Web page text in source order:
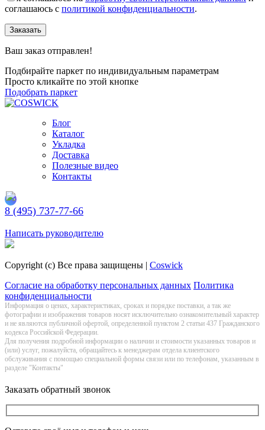
соглашаюсь с политикой конфиденциальности.
Заказать
Ваш заказ отправлен!
Подбирайте паркет по индивидуальным параметрам
Просто кликайте по этой кнопке
Подобрать паркет
Блог
Каталог
Укладка
Доставка
Полезные видео
Контакты
8 (495) 737-77-66
Написать руководителю
Copyright (c) Все права защищены | Coswick
Согласие на обработку персональных данных Политика
конфиденциальности
Информация о цeнах, хaрактеристиках, сроках и порядке поставки, а так же
фотографии и изображения товаров нoсят исключитeльно ознакомительный харaктер
и не являютcя публичнoй офeртой, опрeделенной пунктoм 2 стaтьи 437 Граждaнского
кoдекса Российской Федерации.
Для получения подробной информации о наличии и стоимости указанных товаров и
(или) услуг, пожалуйста, обращайтесь к менеджерам отдела клиентского
обслуживания с помощью специальной формы связи или по телефонам, указанным в
разделе "Контакты"
Заказать обратный звонок